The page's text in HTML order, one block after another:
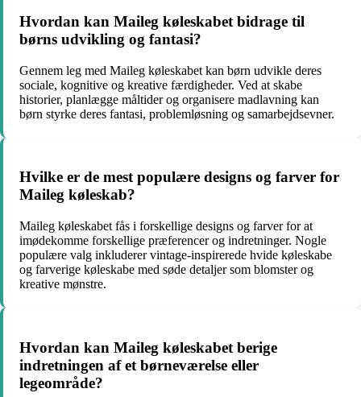
Hvordan kan Maileg køleskabet bidrage til
børns udvikling og fantasi?
Gennem leg med Maileg køleskabet kan børn udvikle deres
sociale, kognitive og kreative færdigheder. Ved at skabe
historier, planlægge måltider og organisere madlavning kan
børn styrke deres fantasi, problemløsning og samarbejdsevner.
Hvilke er de mest populære designs og farver for
Maileg køleskab?
Maileg køleskabet fås i forskellige designs og farver for at
imødekomme forskellige præferencer og indretninger. Nogle
populære valg inkluderer vintage-inspirerede hvide køleskabe
og farverige køleskabe med søde detaljer som blomster og
kreative mønstre.
Hvordan kan Maileg køleskabet berige
indretningen af et børneværelse eller
legeområde?